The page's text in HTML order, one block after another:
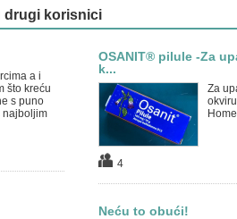
drugi korisnici
a i
što kreću
s puno
najboljim
OSANIT® pilule -Za
k...
Za
4
Neću to obući!